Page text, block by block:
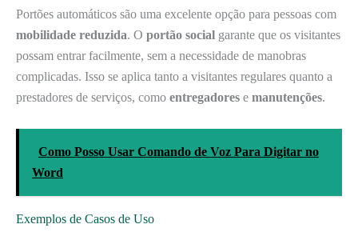
Portões automáticos são uma excelente opção para pessoas com
mobilidade reduzida. O portão social garante que os visitantes
possam entrar facilmente, sem a necessidade de manobras
complicadas. Isso se aplica tanto a visitantes regulares quanto a
prestadores de serviços, como entregadores e manutenções.
Como Posso Usar Comando de Voz Para Digitar no
Word
Exemplos de Casos de Uso